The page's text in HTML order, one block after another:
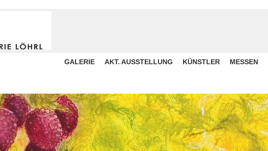
GALERIE AKT. AUSSTELLUNG KÜNSTLER MESSEN